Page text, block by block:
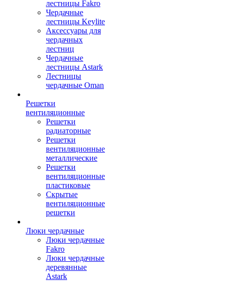
лестницы Fakro
Чердачные
лестницы Keylite
Аксессуары для
чердачных
лестниц
Чердачные
лестницы Astark
Лестницы
чердачные Oman
Решетки
вентиляционные
Решетки
радиаторные
Решетки
вентиляционные
металлические
Решетки
вентиляционные
пластиковые
Скрытые
вентиляционные
решетки
Люки чердачные
Люки чердачные
Fakro
Люки чердачные
деревянные
Astark